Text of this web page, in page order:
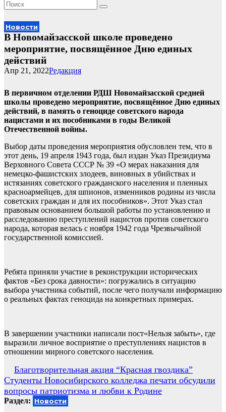
Новости
В Новомайзасской школе проведено
мероприятие, посвящённое Дню единых
действий
Редакция
Апр 21, 2022
В первичном отделении РДШ Новомайзасской средней
школы проведено мероприятие, посвящённое Дню единых
действий, в память о геноциде советского народа
нацистами и их пособниками в годы Великой
Отечественной войны.
Выбор даты проведения мероприятия обусловлен тем, что в
этот день, 19 апреля 1943 года, был издан Указ Президиума
Верховного Совета СССР № 39 «О мерах наказания для
немецко-фашистских злодеев, виновных в убийствах и
истязаниях советского гражданского населения и пленных
красноармейцев, для шпионов, изменников родины из числа
советских граждан и для их пособников». Этот Указ стал
правовым основанием большой работы по установлению и
расследованию преступлений нацистов против советского
народа, которая велась с ноября 1942 года Чрезвычайной
государственной комиссией.
Ребята приняли участие в реконструкции исторических
фактов «Без срока давности»: погружались в ситуацию
выбора участника событий, после чего получали информацию
о реальных фактах геноцида на конкретных примерах.
В завершении участники написали пост«Нельзя забыть», где
выразили личное восприятие о преступлениях нацистов в
отношении мирного советского населения.
Навигация
по
записям
Благотворительная акция “Красная гвоздика”
Студенты Новосибирского колледжа печати обсудили
вопросы патриотизма и любви к Родине
Раздел: Новости